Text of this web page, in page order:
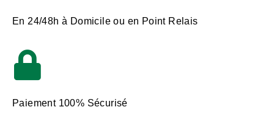
En 24/48h à Domicile ou en Point Relais
Paiement 100% Sécurisé